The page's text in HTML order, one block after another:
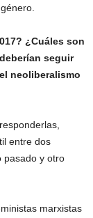
¿Cuáles son
seguir
neoliberalismo
entre dos
pasado y otro
marxistas